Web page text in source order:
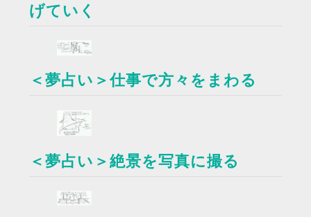
げていく
＜夢占い＞仕事で方々をまわる
＜夢占い＞絶景を写真に撮る